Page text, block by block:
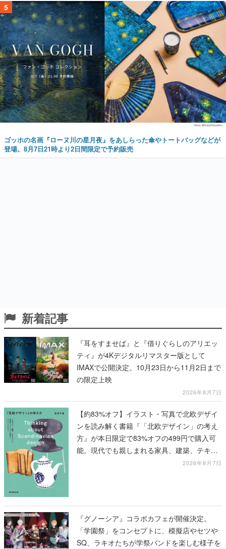
5
ゴッホの名画『ローヌ川の星月夜』をあしらった傘やトートバッグなどが
登場。8月7日21時より2日間限定で予約販売
新着記事
『耳をすませば』と『借りぐらしのアリエッ
ティ』が4Kデジタルリマスター版として
IMAXで公開決定。10月23日から11月2日まで
の限定上映
2026年8月7日
【約83%オフ】イラスト・写真で北欧デザイ
ンを読み解く書籍『「北欧デザイン」の考え
方』が本日限定で83%オフの499円で購入可
能。現代でも親しまれる家具、建築、テキス
2026年8月7日
『グノーシア』コラボカフェが開催決定。
「学園祭」をコンセプトに、模擬店やセツや
SQ、ラキオたちが学祭バンドを楽しむ様子を